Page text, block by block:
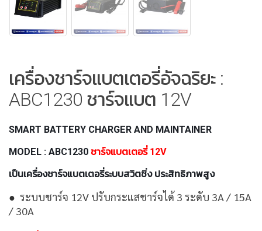
เครื่องชาร์จแบตเตอรี่อัจฉริยะ :
ABC1230 ชาร์จแบต 12V
SMART BATTERY CHARGER AND MAINTAINER
MODEL : ABC1230 ชาร์จแบตเตอรี่ 12V
เป็นเครื่องชาร์จแบตเตอรี่ระบบสวิตชิ่ง ประสิทธิภาพสูง
● ระบบชาร์จ 12V ปรับกระแสชาร์จได้ 3 ระดับ 3A / 15A
/ 30A